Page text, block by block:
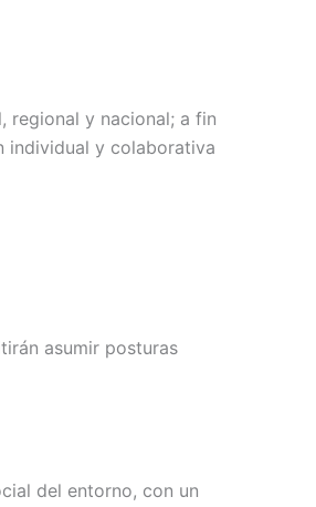
regional y nacional; a fin
individual y colaborativa
asumir posturas
del entorno, con un